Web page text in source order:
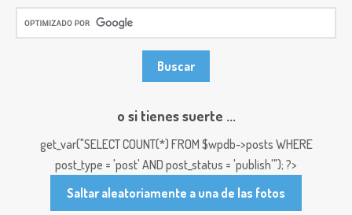
o si tienes suerte ...
get_var("SELECT COUNT(*) FROM $wpdb->posts WHERE
post_type = 'post' AND post_status = 'publish'"); ?>
Saltar aleatoriamente a una de las fotos